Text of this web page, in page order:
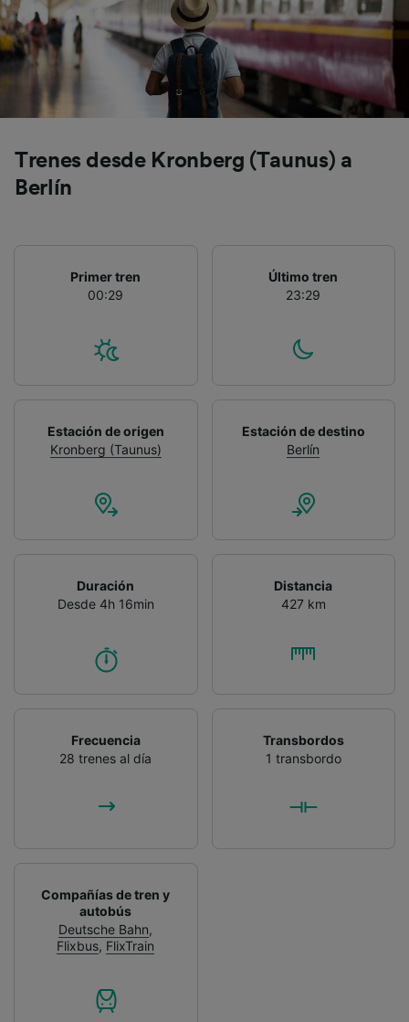
Trenes desde Kronberg (Taunus) a
Berlín
Primer tren
00:29
Último tren
23:29
Estación de origen
Kronberg (Taunus)
Estación de destino
Berlín
Duración
Desde 4h 16min
Distancia
427 km
Frecuencia
28 trenes al día
Transbordos
1 transbordo
Compañías de tren y
autobús
Deutsche Bahn,
Flixbus, FlixTrain
precisa. Analizar activamente las
características del dispositivo para su
identificación. Almacenar la información en un
dispositivo y/o acceder a ella. Publicidad y
contenido personalizados, medición de
publicidad y contenido, investigación de
audiencia y desarrollo de servicios.
Lista de asociados (proveedores)